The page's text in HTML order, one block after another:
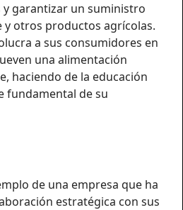
garantizar un suministro
y otros productos agrícolas.
a sus consumidores en
una alimentación
haciendo de la educación
fundamental de su
de una empresa que ha
estratégica con sus